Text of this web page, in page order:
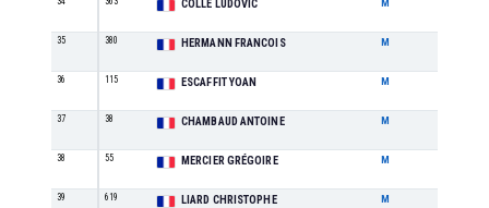
COLLÉ LUDOVIC M
35 380 HERMANN FRANCOIS M
36 115 ESCAFFIT YOAN M
37 38 CHAMBAUD ANTOINE M
38 55 MERCIER GRÉGOIRE M
39 619 LIARD CHRISTOPHE M